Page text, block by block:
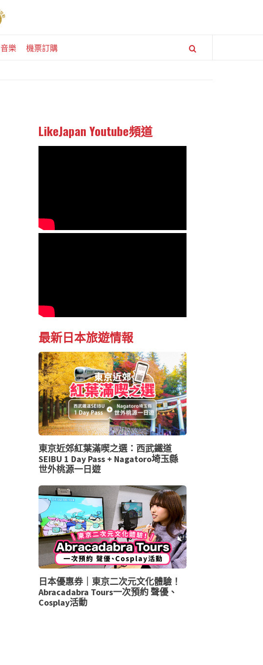
音樂 機票訂購
LikeJapan Youtube頻道
最新日本旅遊情報
東京近郊紅葉滿喫之選：西武鐵道
SEIBU 1 Day Pass + Nagatoro埼玉縣
世外桃源一日遊
日本優惠券｜東京二次元文化體驗！
Abracadabra Tours一次預約 聲優、
Cosplay活動